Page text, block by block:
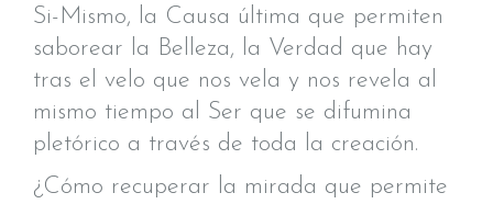
Si-Mismo, la Causa última que permiten
saborear la Belleza, la Verdad que hay
tras el velo que nos vela y nos revela al
mismo tiempo al Ser que se difumina
pletórico a través de toda la creación.
¿Cómo recuperar la mirada que permite